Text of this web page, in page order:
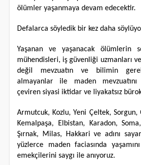
ölümler yaşanmaya devam edecektir.
Defalarca söyledik bir kez daha
Yaşanan ve yaşanacak ölümlerin
mühendisleri, iş güvenliği uzmanları
değil mevzuatın ve bilimin
almayanlar ile maden mevzuatını
çeviren siyasi iktidar ve liyakatsız
Armutcuk, Kozlu, Yeni Çeltek, Sorgun,
Kemalpaşa, Elbistan, Karadon,
Şırnak, Milas, Hakkari ve adını
yüzlerce maden faciasında
emekçilerini saygı ile anıyoruz.